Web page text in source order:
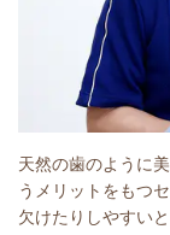
天然の歯のように
うメリットをもつ
欠けたりしやすい